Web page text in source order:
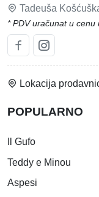
Tadeuša
* PDV uračunat u
Lokacija
POPULARNO
Il Gufo
Teddy e Minou
Aspesi